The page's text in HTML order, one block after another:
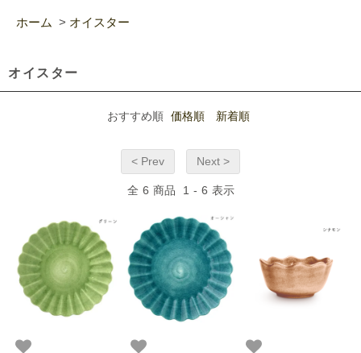
ホーム > オイスター
オイスター
おすすめ順 価格順 新着順
< Prev Next >
全 6 商品 1 - 6 表示